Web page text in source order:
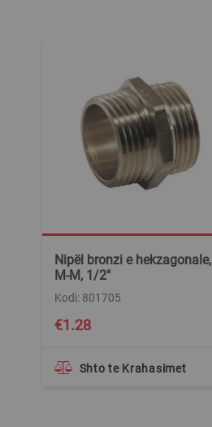
Nipël bronzi e hekzagonale,
M-M, 1/2"
€1.28
Kodi: 801705
Shto te Krahasimet